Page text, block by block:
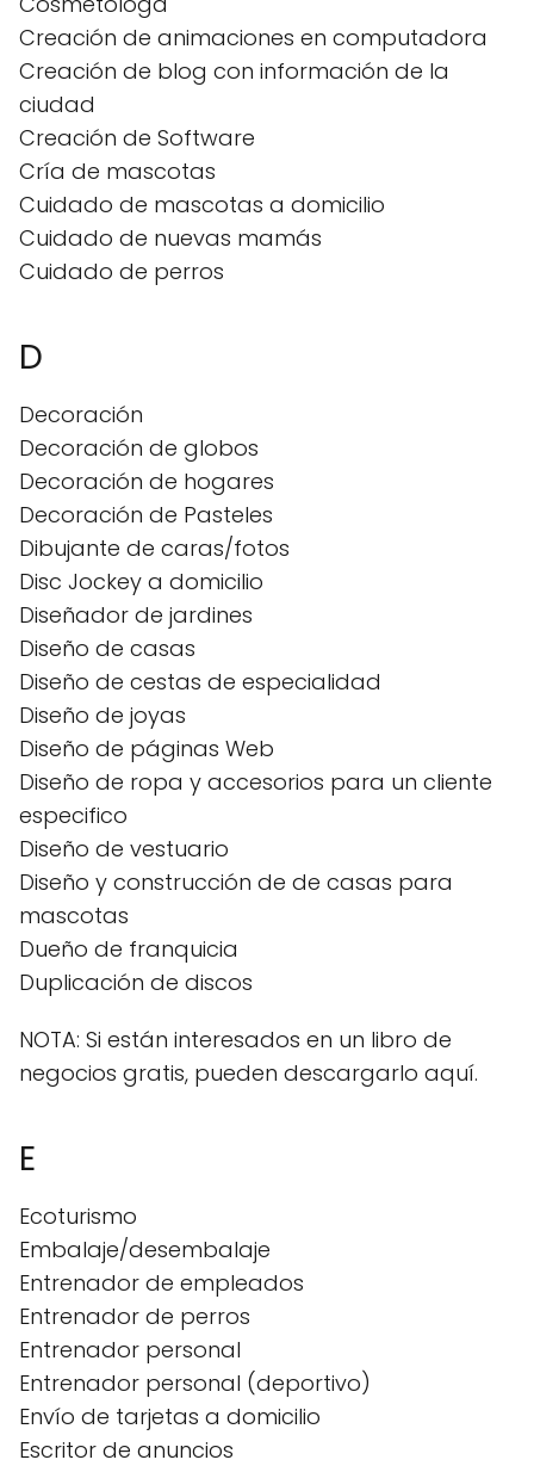
Creación de animaciones en computadora
Creación de blog con información de la
ciudad
Creación de Software
Cría de mascotas
Cuidado de mascotas a domicilio
Cuidado de nuevas mamás
Cuidado de perros
D
Decoración
Decoración de globos
Decoración de hogares
Decoración de Pasteles
Dibujante de caras/fotos
Disc Jockey a domicilio
Diseñador de jardines
Diseño de casas
Diseño de cestas de especialidad
Diseño de joyas
Diseño de páginas Web
Diseño de ropa y accesorios para un cliente
especifico
Diseño de vestuario
Diseño y construcción de de casas para
mascotas
Dueño de franquicia
Duplicación de discos
NOTA: Si están interesados en un libro de
negocios gratis, pueden descargarlo aquí.
E
Ecoturismo
Embalaje/desembalaje
Entrenador de empleados
Entrenador de perros
Entrenador personal
Entrenador personal (deportivo)
Envío de tarjetas a domicilio
Escritor de anuncios